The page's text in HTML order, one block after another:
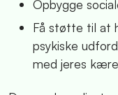
Opbygge
Få støtte til at
psykiske
med jeres